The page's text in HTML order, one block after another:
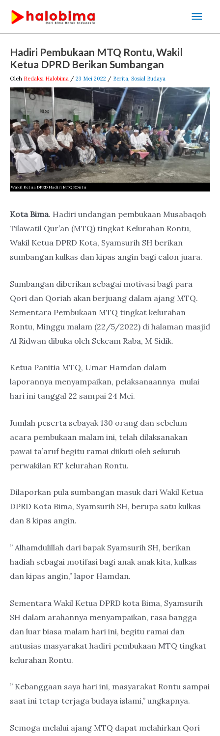
konten
Hadiri Pembukaan MTQ Rontu, Wakil
Ketua DPRD Berikan Sumbangan
Oleh Redaksi Halobima / 23 Mei 2022 / Berita, Sosial Budaya
Wakil Ketua DPRD Hadiri MTQ ROntu
Kota Bima. Hadiri undangan pembukaan Musabaqoh
Tilawatil Qur’an (MTQ) tingkat Kelurahan Rontu,
Wakil Ketua DPRD Kota, Syamsurih SH berikan
sumbangan kulkas dan kipas angin bagi calon juara.
Sumbangan diberikan sebagai motivasi bagi para
Qori dan Qoriah akan berjuang dalam ajang MTQ.
Sementara Pembukaan MTQ tingkat kelurahan
Rontu, Minggu malam (22/5/2022) di halaman masjid
Al Ridwan dibuka oleh Sekcam Raba, M Sidik.
Ketua Panitia MTQ, Umar Hamdan dalam
laporannya menyampaikan, pelaksanaannya mulai
hari ini tanggal 22 sampai 24 Mei.
Jumlah peserta sebayak 130 orang dan sebelum
acara pembukaan malam ini, telah dilaksanakan
pawai ta’aruf begitu ramai diikuti oleh seluruh
perwakilan RT kelurahan Rontu.
Dilaporkan pula sumbangan masuk dari Wakil Ketua
DPRD Kota Bima, Syamsurih SH, berupa satu kulkas
dan 8 kipas angin.
” Alhamdulillah dari bapak Syamsurih SH, berikan
hadiah sebagai motifasi bagi anak anak kita, kulkas
dan kipas angin,” lapor Hamdan.
Sementara Wakil Ketua DPRD kota Bima, Syamsurih
SH dalam arahannya menyampaikan, rasa bangga
dan luar biasa malam hari ini, begitu ramai dan
antusias masyarakat hadiri pembukaan MTQ tingkat
kelurahan Rontu.
” Kebanggaan saya hari ini, masyarakat Rontu sampai
saat ini tetap terjaga budaya islami,” ungkapnya.
Semoga melalui ajang MTQ dapat melahirkan Qori
navigation